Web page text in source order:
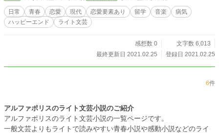
日常 青春 恋愛 現代 恋愛要素あり 留学 音楽
病気
ハッピーエンド
ライト文芸
感想数 0
文字数 6,013
最終更新日 2021.02.25
登録日 2021.02.25
6件
アルファポリスのライト文芸小説のご紹介
アルファポリスのライト文芸小説の一覧ページです。
一般文芸よりもライトで読みやすい青春小説や感動小説などのライ